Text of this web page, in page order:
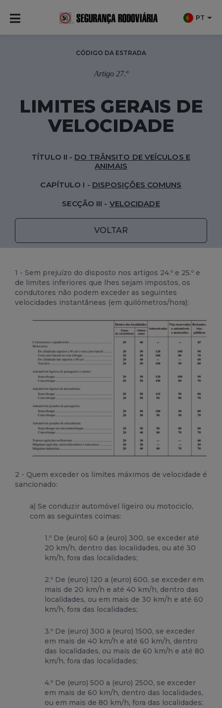
PT
CÓDIGO DA ESTRADA
Artigo 27.º
LIMITES GERAIS DE
VELOCIDADE
SECÇÃO III - VELOCIDADE
CAPÍTULO I - DISPOSIÇÕES COMUNS
TÍTULO II - DO TRÂNSITO DE VEÍCULOS E
ANIMAIS
VOLTAR
1 - Sem prejuízo do disposto nos artigos 24.º e 25.º e
de limites inferiores que lhes sejam impostos, os
condutores não podem exceder as seguintes
velocidades instantâneas (em quilómetros/hora):
2 - Quem exceder os limites máximos de velocidade é
sancionado:
a) Se conduzir automóvel ligeiro ou motociclo,
com as seguintes coimas:
1.º De (euro) 60 a (euro) 300, se exceder até
20 km/h, dentro das localidades, ou até 30
km/h, fora das localidades;
2.º De (euro) 120 a (euro) 600, se exceder em
mais de 20 km/h e até 40 km/h, dentro das
localidades, ou em mais de 30 km/h e até 60
km/h, fora das localidades;
3.º De (euro) 300 a (euro) 1500, se exceder
em mais de 40 km/h e até 60 km/h, dentro
das localidades, ou mais de 60 km/h e até 80
km/h, fora das localidades;
4.º De (euro) 500 a (euro) 2500, se exceder
em mais de 60 km/h, dentro das localidades,
ou em mais de 80 km/h, fora das localidades;